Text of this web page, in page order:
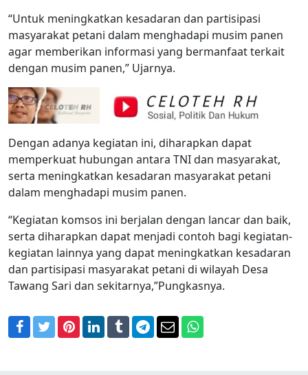
“Untuk meningkatkan kesadaran dan partisipasi
masyarakat petani dalam menghadapi musim panen
agar memberikan informasi yang bermanfaat terkait
dengan musim panen,” Ujarnya.
Dengan adanya kegiatan ini, diharapkan dapat
memperkuat hubungan antara TNI dan masyarakat,
serta meningkatkan kesadaran masyarakat petani
dalam menghadapi musim panen.
“Kegiatan komsos ini berjalan dengan lancar dan baik,
serta diharapkan dapat menjadi contoh bagi kegiatan-
kegiatan lainnya yang dapat meningkatkan kesadaran
dan partisipasi masyarakat petani di wilayah Desa
Tawang Sari dan sekitarnya,”Pungkasnya.
Facebook
TwitterPinterest
LinkedIn
TumblrTelegram
EmailWhatsApp